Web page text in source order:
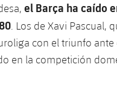
el Barça ha caído
. Los de Xavi Pascual,
con el triunfo ante
en la competición